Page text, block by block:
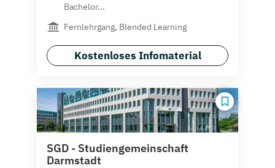
Bachelor...
Fernlehrgang, Blended Learning
Kostenloses Infomaterial
SGD - Studiengemeinschaft
Darmstadt